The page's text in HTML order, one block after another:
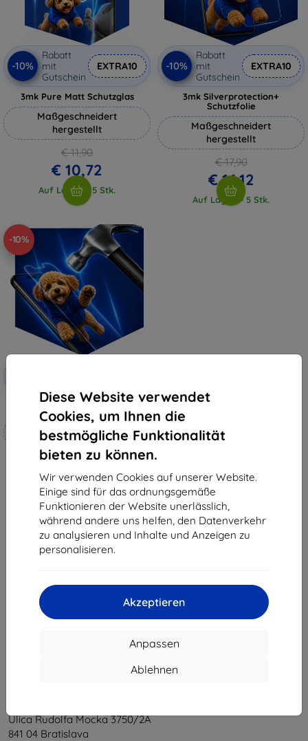
Diese Website verwendet
Cookies, um Ihnen die
bestmögliche Funktionalität
bieten zu können.
Wir verwenden Cookies auf unserer Website.
Einige sind für das ordnungsgemäße
Funktionieren der Website unerlässlich,
während andere uns helfen, den Datenverkehr
zu analysieren und Inhalte und Anzeigen zu
personalisieren.
Akzeptieren
Anpassen
Ablehnen
-10%
Rabatt
mit
Gutschein
EXTRA10
3mk Pure Matt Schutzglas
Maßgeschneidert
hergestellt
€ 11,90
€ 10,72
Auf Lager > 5 Stk.
-10%
Rabatt
mit
Gutschein
EXTRA10
3mk Silverprotection+
Schutzfolie
Maßgeschneidert
hergestellt
€ 17,90
€ 16,12
Auf Lager > 5 Stk.
-10%
3mk Hammer Schutzfolie
Maßgeschneidert
hergestellt
€ 18,90
€ 17,02
Auf Lager 4 Stk.
1
Ulica Rudolfa Mocka 3750/2A
841 04 Bratislava